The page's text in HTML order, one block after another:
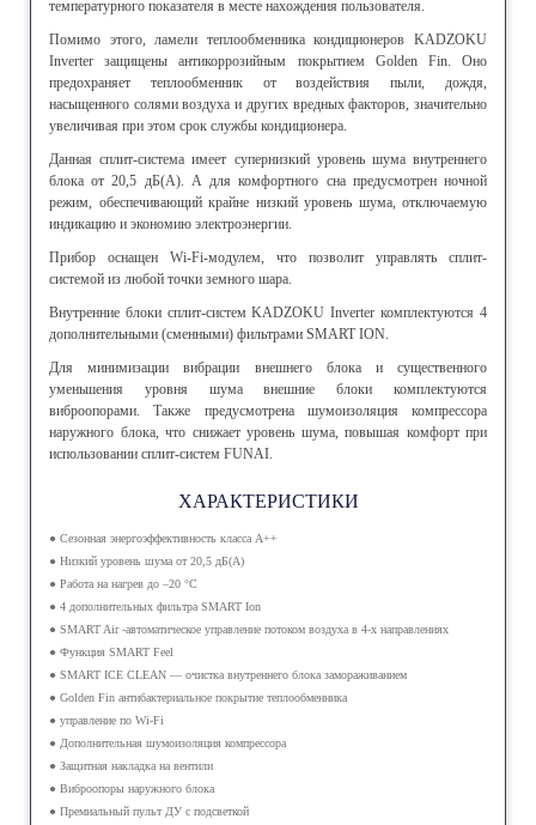
температурного показателя в месте нахождения пользователя.
Помимо этого, ламели теплообменника кондиционеров KADZOKU
Inverter защищены антикоррозийным покрытием Golden Fin. Оно
предохраняет теплообменник от воздействия пыли, дождя,
насыщенного солями воздуха и других вредных факторов, значительно
увеличивая при этом срок службы кондиционера.
Данная сплит-система имеет супернизкий уровень шума внутреннего
блока от 20,5 дБ(А). А для комфортного сна предусмотрен ночной
режим, обеспечивающий крайне низкий уровень шума, отключаемую
индикацию и экономию электроэнергии.
Прибор оснащен Wi-Fi-модулем, что позволит управлять сплит-
системой из любой точки земного шара.
Внутренние блоки сплит-систем KADZOKU Inverter комплектуются 4
дополнительными (сменными) фильтрами SMART ION.
Для минимизации вибрации внешнего блока и существенного
уменьшения уровня шума внешние блоки комплектуются
виброопорами. Также предусмотрена шумоизоляция компрессора
наружного блока, что снижает уровень шума, повышая комфорт при
использовании сплит-систем FUNAI.
ХАРАКТЕРИСТИКИ
● Сезонная энергоэффективность класса А++
● Низкий уровень шума от 20,5 дБ(А)
● Работа на нагрев до –20 °С
● 4 дополнительных фильтра SMART Ion
● SMART Air -автоматическое управление потоком воздуха в 4-х направлениях
● Функция SMART Feel
● SMART ICE CLEAN — очистка внутреннего блока замораживанием
● Golden Fin антибактериальное покрытие теплообменника
● управление по Wi-Fi
● Дополнительная шумоизоляция компрессора
● Защитная накладка на вентили
● Виброопоры наружного блока
● Премиальный пульт ДУ с подсветкой